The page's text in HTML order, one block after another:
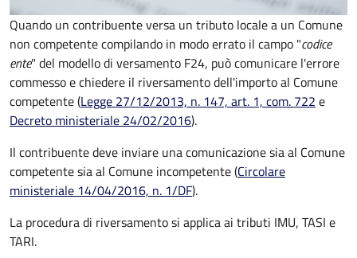
Quando un contribuente versa un tributo locale a un Comune
non competente compilando in modo errato il campo "codice
ente" del modello di versamento F24, può comunicare l'errore
commesso e chiedere il riversamento dell'importo al Comune
competente (Legge 27/12/2013, n. 147, art. 1, com. 722 e
Decreto ministeriale 24/02/2016).
Il contribuente deve inviare una comunicazione sia al Comune
competente sia al Comune incompetente (Circolare
ministeriale 14/04/2016, n. 1/DF).
La procedura di riversamento si applica ai tributi IMU, TASI e
TARI.